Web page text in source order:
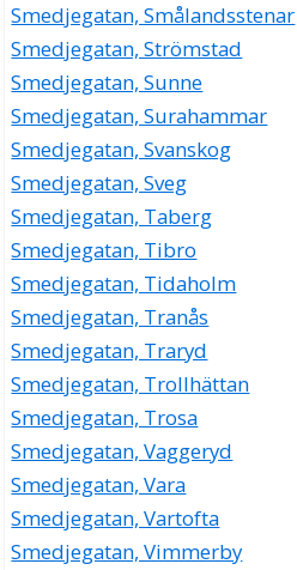
Smedjegatan, Smålandsstenar
Smedjegatan, Strömstad
Smedjegatan, Sunne
Smedjegatan, Surahammar
Smedjegatan, Svanskog
Smedjegatan, Sveg
Smedjegatan, Taberg
Smedjegatan, Tibro
Smedjegatan, Tidaholm
Smedjegatan, Tranås
Smedjegatan, Traryd
Smedjegatan, Trollhättan
Smedjegatan, Trosa
Smedjegatan, Vaggeryd
Smedjegatan, Vara
Smedjegatan, Vartofta
Smedjegatan, Vimmerby